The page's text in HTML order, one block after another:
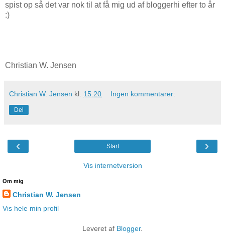
spist op så det var nok til at få mig ud af bloggerhi efter to år
:)
Christian W. Jensen
Christian W. Jensen kl. 15.20 Ingen kommentarer:
Del
‹ ›
Start
Vis internetversion
Om mig
Christian W. Jensen
Vis hele min profil
Leveret af Blogger.